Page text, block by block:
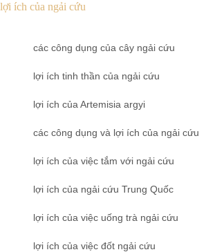
lợi ích của ngải cứu
các công dụng của cây ngải cứu
lợi ích tinh thần của ngải cứu
lợi ích của Artemisia argyi
các công dụng và lợi ích của ngải cứu
lợi ích của việc tắm với ngải cứu
lợi ích của ngải cứu Trung Quốc
lợi ích của việc uống trà ngải cứu
lợi ích của việc đốt ngải cứu